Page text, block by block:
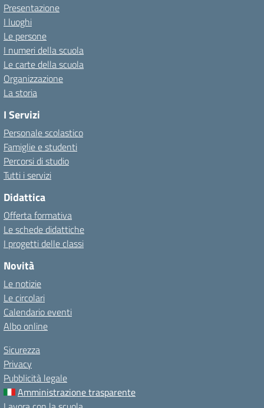
Presentazione
I luoghi
Le persone
I numeri della scuola
Le carte della scuola
Organizzazione
La storia
I Servizi
Personale scolastico
Famiglie e studenti
Percorsi di studio
Tutti i servizi
Didattica
Offerta formativa
Le schede didattiche
I progetti delle classi
Novità
Le notizie
Le circolari
Calendario eventi
Albo online
Sicurezza
Privacy
Pubblicità legale
Amministrazione trasparente